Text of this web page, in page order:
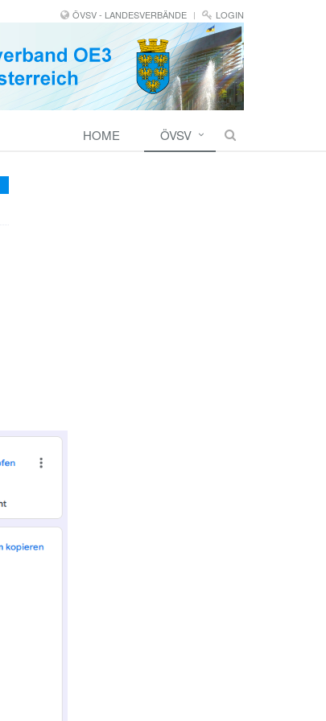
ÖVSV - LANDESVERBÄNDE LOGIN
HOME ÖVSV